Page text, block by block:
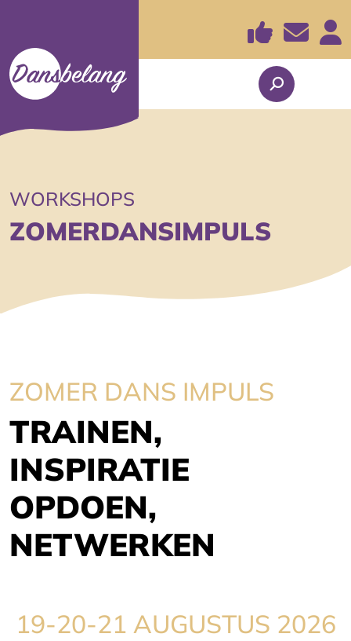
WORKSHOPS
ZOMERDANSIMPULS
ZOMER DANS IMPULS
TRAINEN,
INSPIRATIE
OPDOEN,
NETWERKEN
19-20-21 AUGUSTUS 2026